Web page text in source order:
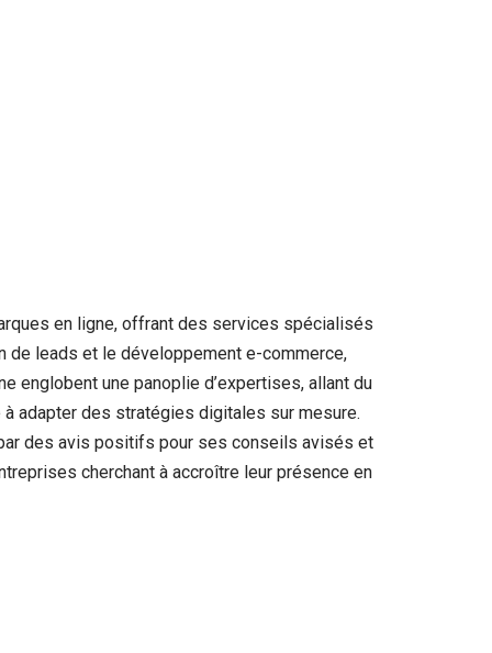
en ligne, offrant des services spécialisés
de leads et le développement e-commerce,
englobent une panoplie d’expertises, allant du
adapter des stratégies digitales sur mesure.
par des avis positifs pour ses conseils avisés et
cherchant à accroître leur présence en